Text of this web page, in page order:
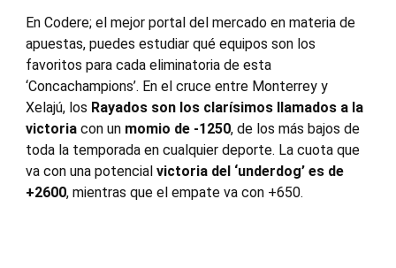
En Codere; el mejor portal del mercado en materia de
apuestas, puedes estudiar qué equipos son los
favoritos para cada eliminatoria de esta
‘Concachampions’. En el cruce entre Monterrey y
Xelajú, los Rayados son los clarísimos llamados a la
victoria con un momio de -1250, de los más bajos de
toda la temporada en cualquier deporte. La cuota que
va con una potencial victoria del ‘underdog’ es de
+2600, mientras que el empate va con +650.